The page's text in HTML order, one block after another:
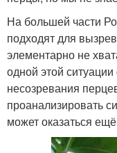
На большей части
подходят для
элементарно не
одной этой
несозревания
проанализировать
может оказаться